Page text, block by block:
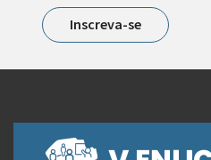
Inscreva-se